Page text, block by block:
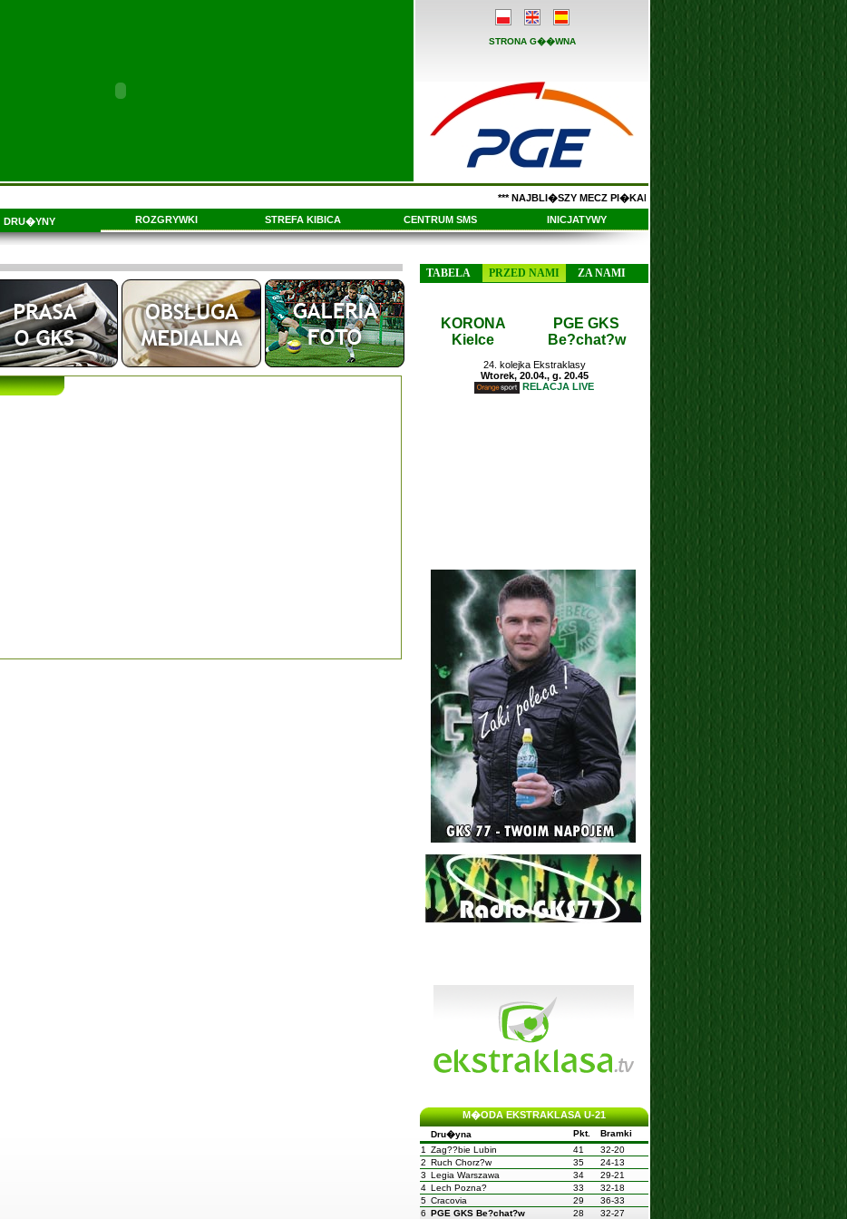
STRONA G��WNA
*** NAJBLI�SZY MECZ PI�KARSKIEJ EKSTRAKLASY NA STADIONIE PRZY
DRU�YNY ROZGRYWKI STREFA KIBICA CENTRUM SMS INICJATYWY
TABELA PRZED NAMI ZA NAMI
KORONA
Kielce
PGE GKS
Be?chat?w
24. kolejka Ekstraklasy
Wtorek, 20.04., g. 20.45
RELACJA LIVE
M�ODA EKSTRAKLASA U-21
Dru�yna Pkt.
Bramki
1
Zag??bie Lubin 41
32-20
2 Ruch Chorz?w 35
24-13
3 Legia Warszawa 34
29-21
4 Lech Pozna? 33
32-18
5 Cracovia 29
36-33
6 PGE GKS Be?chat?w 28 32-27